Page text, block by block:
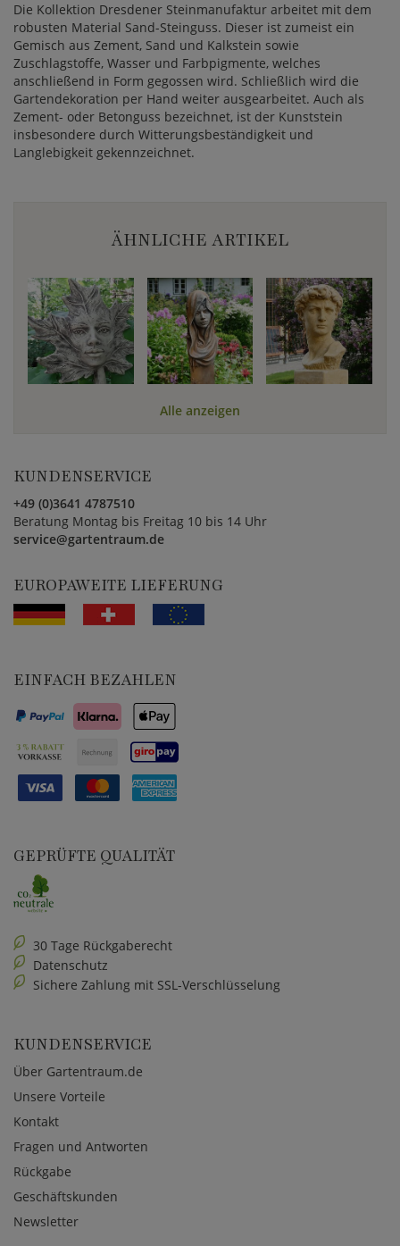
Die Kollektion Dresdener Steinmanufaktur arbeitet mit dem
robusten Material Sand-Steinguss. Dieser ist zumeist ein
Gemisch aus Zement, Sand und Kalkstein sowie
Zuschlagstoffe, Wasser und Farbpigmente, welches
anschließend in Form gegossen wird. Schließlich wird die
Gartendekoration per Hand weiter ausgearbeitet. Auch als
Zement- oder Betonguss bezeichnet, ist der Kunststein
insbesondere durch Witterungsbeständigkeit und
Langlebigkeit gekennzeichnet.
ÄHNLICHE ARTIKEL
Alle anzeigen
KUNDENSERVICE
+49 (0)3641 4787510
Beratung Montag bis Freitag 10 bis 14 Uhr
service@gartentraum.de
EUROPAWEITE LIEFERUNG
EINFACH BEZAHLEN
GEPRÜFTE QUALITÄT
30 Tage Rückgaberecht
Datenschutz
Sichere Zahlung mit SSL-Verschlüsselung
KUNDENSERVICE
Über Gartentraum.de
Unsere Vorteile
Kontakt
Fragen und Antworten
Rückgabe
Geschäftskunden
Newsletter